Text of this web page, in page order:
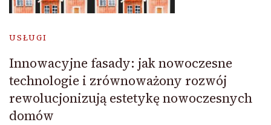
USŁUGI
Innowacyjne fasady: jak nowoczesne
technologie i zrównoważony rozwój
rewolucjonizują estetykę nowoczesnych
domów